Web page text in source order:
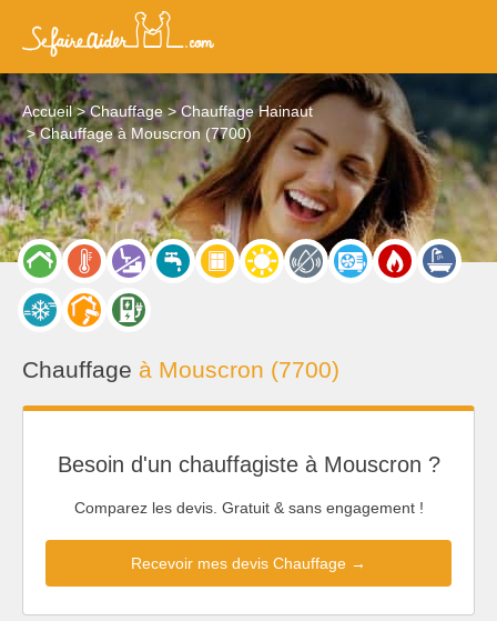
Accueil Chauffage
Chauffage Hainaut
Chauffage à Mouscron (7700)
Chauffage à Mouscron (7700)
Besoin d'un chauffagiste à Mouscron ?
Comparez les devis. Gratuit & sans engagement !
Recevoir mes devis Chauffage →